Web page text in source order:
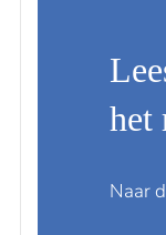
het
Naar